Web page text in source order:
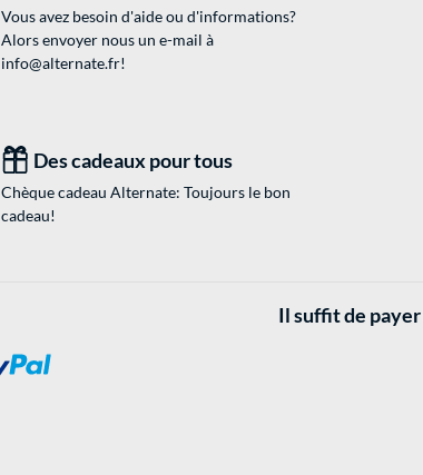
Vous avez besoin d'aide ou d'informations?
Alors envoyer nous un e-mail à
info@alternate.fr!
Des cadeaux pour tous
Chèque cadeau Alternate: Toujours le bon
cadeau!
Il suffit de payer